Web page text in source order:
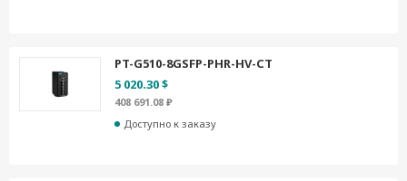
PT-G510-8GSFP-PHR-HV-CT
5 020.30 $
408 691.08 ₽
Доступно к заказу